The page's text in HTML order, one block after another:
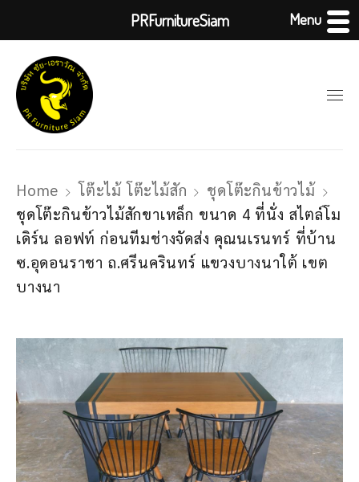
Home โต๊ะไม้ โต๊ะไม้สัก
ชุดโต๊ะกินข้าวไม้
ชุดโต๊ะกินข้าวไม้สักขาเหล็ก ขนาด 4 ที่นั่ง สไตล์โม
เดิร์น ลอฟท์ ก่อนทีมช่างจัดส่ง คุณนเรนทร์ ที่บ้าน
ซ.อุดอนราชา ถ.ศรีนครินทร์ แขวงบางนาใต้ เขต
บางนา
PRFurnitureSiam Menu